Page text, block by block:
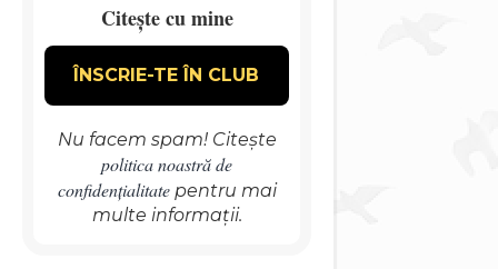
Citește cu mine
Nu facem spam! Citește
politica noastră de
confidențialitatepentru mai
multe informații.